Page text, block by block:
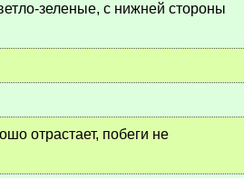
зеленые, с нижней стороны
отрастает, побеги не